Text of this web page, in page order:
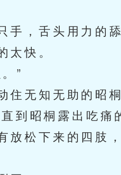
，舌头用力的舔
快。
”
无知无助的昭
到昭桐露出吃痛
松下来的四肢